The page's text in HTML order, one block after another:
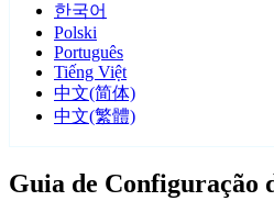
한국어
Polski
Português
Tiếng Việt
中文(简体)
中文(繁體)
Guia de Configuração